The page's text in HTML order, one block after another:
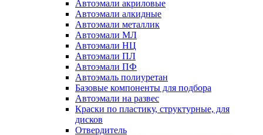
Автоэмали акриловые
Автоэмали алкидные
Автоэмали металлик
Автоэмали МЛ
Автоэмали НЦ
Автоэмали ПЛ
Автоэмали ПФ
Автоэмаль полиуретан
Базовые компоненты для подбора
Автоэмали на развес
Краски по пластику, структурные, для
дисков
Отвердитель